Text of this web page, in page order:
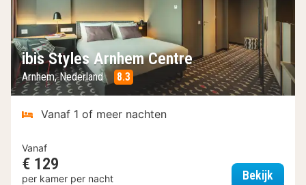
ibis Styles Arnhem Centre
Arnhem, Nederland 8.3
Vanaf 1 of meer nachten
Vanaf
€ 129
per kamer per nacht Bekijk